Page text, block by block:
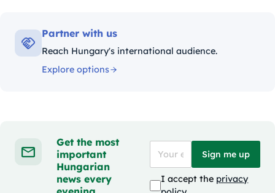
Partner with us
Reach Hungary's international audience.
Explore options
Get the most
important
Hungarian
news every
Sign me up
I accept the privacy